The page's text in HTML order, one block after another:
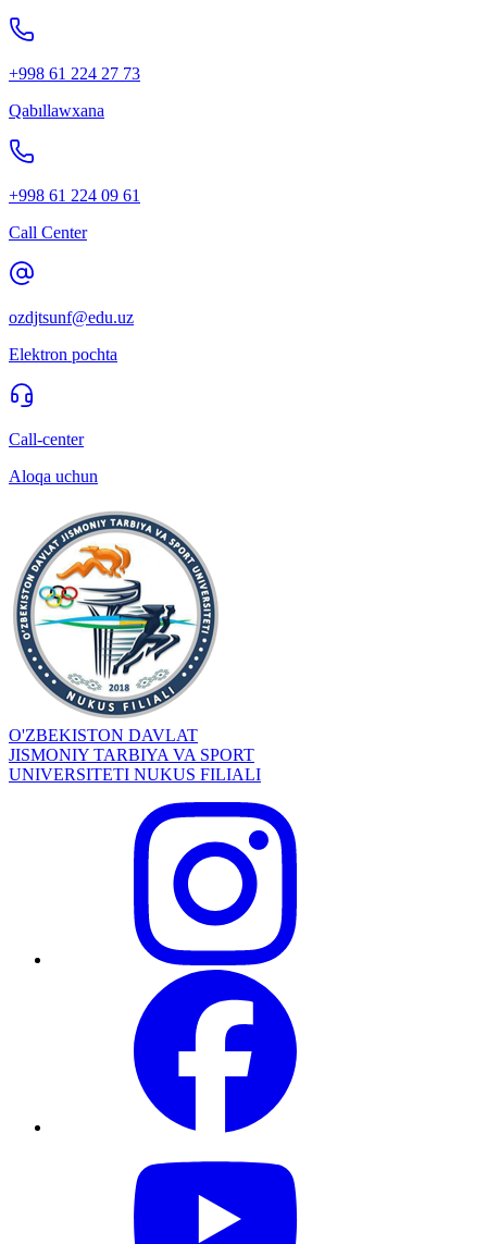
+998 61 224 27 73
Qabıllawxana
+998 61 224 09 61
Call Center
ozdjtsunf@edu.uz
Elektron pochta
Call-center
Aloqa uchun
O'ZBEKISTON DAVLAT
JISMONIY TARBIYA VA SPORT
UNIVERSITETI NUKUS FILIALI